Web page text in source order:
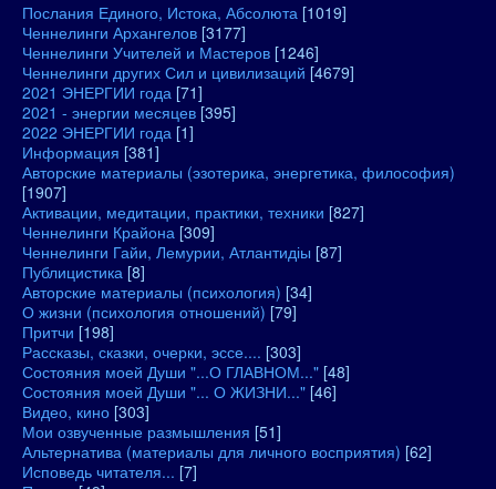
Послания Единого, Истока, Абсолюта [1019]
Ченнелинги Архангелов [3177]
Ченнелинги Учителей и Мастеров [1246]
Ченнелинги других Сил и цивилизаций [4679]
2021 ЭНЕРГИИ года [71]
2021 - энергии месяцев [395]
2022 ЭНЕРГИИ года [1]
Информация [381]
Авторские материалы (эзотерика, энергетика, философия)
[1907]
Активации, медитации, практики, техники [827]
Ченнелинги Крайона [309]
Ченнелинги Гайи, Лемурии, Атлантидіы [87]
Публицистика [8]
Авторские материалы (психология) [34]
О жизни (психология отношений) [79]
Притчи [198]
Рассказы, сказки, очерки, эссе.... [303]
Состояния моей Души "...О ГЛАВНОМ..." [48]
Состояния моей Души "... О ЖИЗНИ..." [46]
Видео, кино [303]
Мои озвученные размышления [51]
Альтернатива (материалы для личного восприятия) [62]
Исповедь читателя... [7]